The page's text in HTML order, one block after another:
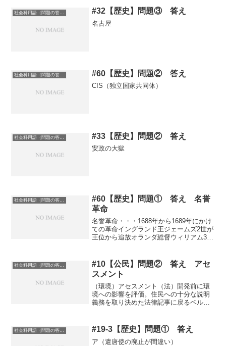
#32【歴史】問題③ 答え
名古屋
社会科用語（問題の答え） #60【歴史】問題② 答え
CIS（独立国家共同体）
#33【歴史】問題② 答え
安政の大獄
#60【歴史】問題① 答え 名誉
革命
名誉革命・・・1688年から1689年にかけ
ての革命イングランド王ジェームズ2世が
王位から追放オランダ総督ウィリアム3世
いう経緯実際には無血だったわけではな
いが、争い...
#10【公民】問題② 答え アセ
スメント
（環境）アセスメント（法）開発前に環
境への影響を評価。住民への十分な説明
義務を取り決めた法律記事に戻るベルギ
社会科用語（問題の答え） #19-3【歴史】問題① 答え
ア（遣唐使の廃止が間違い）